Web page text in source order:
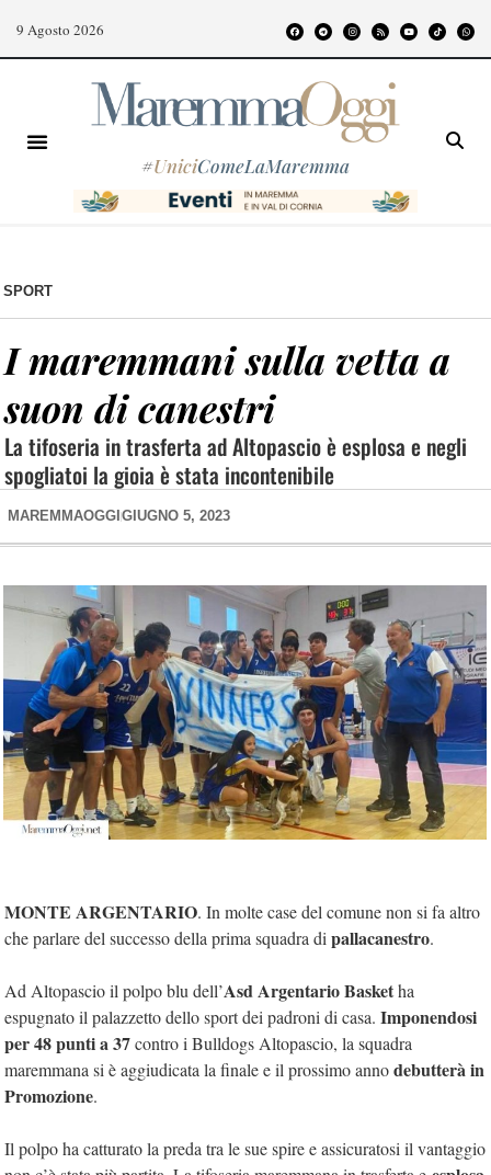
9 Agosto 2026
#UniciComeLaMaremma
SPORT
I maremmani sulla vetta a
suon di canestri
La tifoseria in trasferta ad Altopascio è esplosa e negli
spogliatoi la gioia è stata incontenibile
MAREMMAOGGI GIUGNO 5, 2023
MONTE ARGENTARIO. In molte case del comune non si fa altro
che parlare del successo della prima squadra di pallacanestro.
Ad Altopascio il polpo blu dell’Asd Argentario Basketha
espugnato il palazzetto dello sport dei padroni di casa. Imponendosi
per 48 punti a 37contro i Bulldogs Altopascio, la squadra
maremmana si è aggiudicata la finale e il prossimo annodebutterà in
Promozione.
Il polpo ha catturato la preda tra le sue spire e assicuratosi il vantaggio